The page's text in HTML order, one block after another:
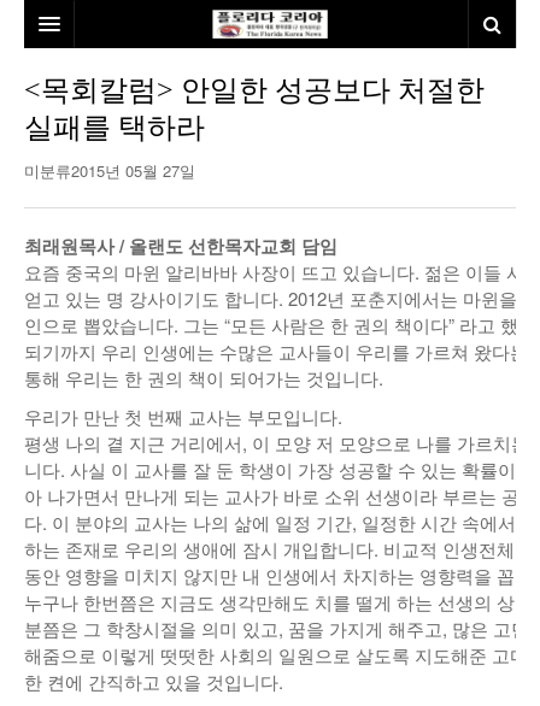
본사소개
뉴스
미국
발행인칼럼
김명열칼럼
이명덕칼럼
김선옥칼럼
김원동칼럼
건강
본보특집
100인선/독자광장
100인선
독자광장
여행
인근여행지
놀이공원
낚시/비치
골프
인터뷰/탐방
<목회칼럼> 안일한 성공보다 처절한
실패를 택하라
미분류2015년 05월 27일
최래원목사 / 올랜도 선한목자교회 담임
요즘 중국의 마윈 알리바바 사장이 뜨고 있습니다. 젊은 이들 사
얻고 있는 명 강사이기도 합니다. 2012년 포춘지에서는 마윈을
인으로 뽑았습니다. 그는 “모든 사람은 한 권의 책이다” 라고 했
되기까지 우리 인생에는 수많은 교사들이 우리를 가르쳐 왔다는
통해 우리는 한 권의 책이 되어가는 것입니다.
우리가 만난 첫 번째 교사는 부모입니다.
평생 나의 곁 지근 거리에서, 이 모양 저 모양으로 나를 가르치는
니다. 사실 이 교사를 잘 둔 학생이 가장 성공할 수 있는 확률이
아 나가면서 만나게 되는 교사가 바로 소위 선생이라 부르는 공
다. 이 분야의 교사는 나의 삶에 일정 기간, 일정한 시간 속에서
하는 존재로 우리의 생애에 잠시 개입합니다. 비교적 인생전체
동안 영향을 미치지 않지만 내 인생에서 차지하는 영향력을 꼽
누구나 한번쯤은 지금도 생각만해도 치를 떨게 하는 선생의 상
분쯤은 그 학창시절을 의미 있고, 꿈을 가지게 해주고, 많은 고민
해줌으로 이렇게 떳떳한 사회의 일원으로 살도록 지도해준 고마
한 켠에 간직하고 있을 것입니다.